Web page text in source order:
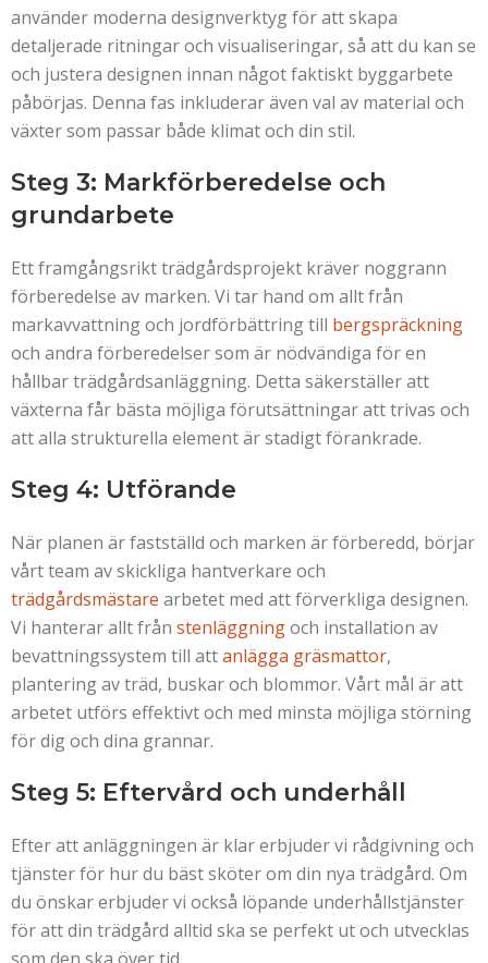
använder moderna designverktyg för att skapa
detaljerade ritningar och visualiseringar, så att du kan se
och justera designen innan något faktiskt byggarbete
påbörjas. Denna fas inkluderar även val av material och
växter som passar både klimat och din stil.
Steg 3: Markförberedelse och
grundarbete
Ett framgångsrikt trädgårdsprojekt kräver noggrann
förberedelse av marken. Vi tar hand om allt från
markavvattning och jordförbättring till bergspräckning
och andra förberedelser som är nödvändiga för en
hållbar trädgårdsanläggning. Detta säkerställer att
växterna får bästa möjliga förutsättningar att trivas och
att alla strukturella element är stadigt förankrade.
Steg 4: Utförande
När planen är fastställd och marken är förberedd, börjar
vårt team av skickliga hantverkare och
trädgårdsmästare arbetet med att förverkliga designen.
Vi hanterar allt från stenläggningoch installation av
bevattningssystem till attanlägga gräsmattor,
plantering av träd, buskar och blommor. Vårt mål är att
arbetet utförs effektivt och med minsta möjliga störning
för dig och dina grannar.
Steg 5: Eftervård och underhåll
Efter att anläggningen är klar erbjuder vi rådgivning och
tjänster för hur du bäst sköter om din nya trädgård. Om
du önskar erbjuder vi också löpande underhållstjänster
för att din trädgård alltid ska se perfekt ut och utvecklas